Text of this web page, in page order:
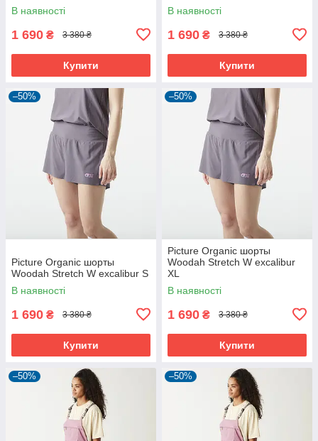
В наявності
1 690 ₴ 3 380 ₴
Купити
В наявності
1 690 ₴ 3 380 ₴
Купити
–50%
Picture Organic шорты
Woodah Stretch W excalibur S
В наявності
1 690 ₴ 3 380 ₴
Купити
–50%
Picture Organic шорты
Woodah Stretch W excalibur
XL
В наявності
1 690 ₴ 3 380 ₴
Купити
–50% –50%